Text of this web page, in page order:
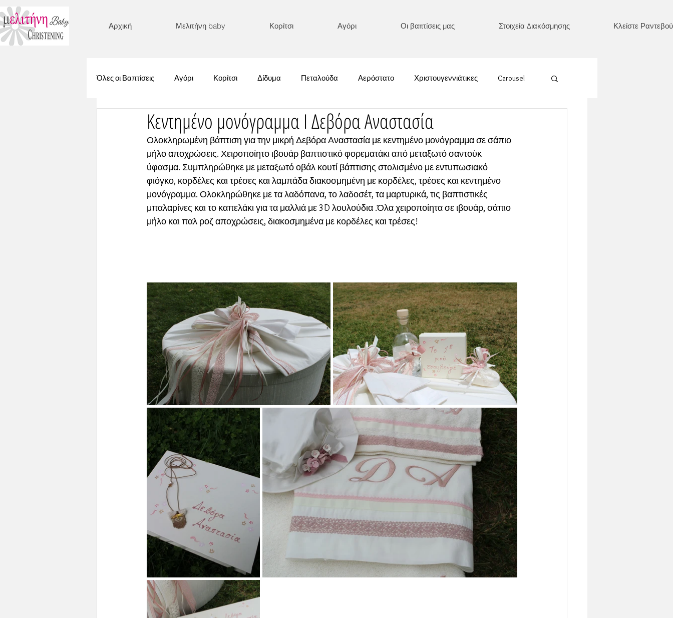
Αρχική Μελιτήνη baby Κορίτσι Αγόρι Οι βαπτίσεις μας Στοιχεία Διακόσμησης Κλείστε Ραντεβού
Όλες οι Βαπτίσεις Αγόρι Κορίτσι Δίδυμα Πεταλούδα Αερόστατο Χριστουγεννιάτικες Carousel
Λουλούδια Χειμωνιάτικες Κολοκύθα Boho/ Μακράμε Κεντημένα
Μονόγραμμα Αυτοκίνητο/ Αεροπλάνο Ονειροπαγίδα Διάφορα Αστέρι/ Ήλιος/ Φεγγάρι
Στεφανάκι Ζωάκια Μικρός Πρίγκιπας Καλοκαιρινές Πριγκιπικές Επιλογές Καρδιά
Κεντημένο μονόγραμμα I Δεβόρα Αναστασία
Ολοκληρωμένη βάπτιση για την μικρή Δεβόρα Αναστασία με κεντημένο μονόγραμμα σε σάπιο
μήλο αποχρώσεις. Χειροποίητο ιβουάρ βαπτιστικό φορεματάκι από μεταξωτό σαντούκ
ύφασμα. Συμπληρώθηκε με μεταξωτό οβάλ κουτί βάπτισης στολισμένο με εντυπωσιακό
φιόγκο, κορδέλες και τρέσες και λαμπάδα διακοσμημένη με κορδέλες, τρέσες και κεντημένο
μονόγραμμα. Ολοκληρώθηκε με τα λαδόπανα, το λαδοσέτ, τα μαρτυρικά, τις βαπτιστικές
μπαλαρίνες και το καπελάκι για τα μαλλιά με 3D λουλούδια .Όλα χειροποίητα σε ιβουάρ, σάπιο
μήλο και παλ ροζ αποχρώσεις, διακοσμημένα με κορδέλες και τρέσες!